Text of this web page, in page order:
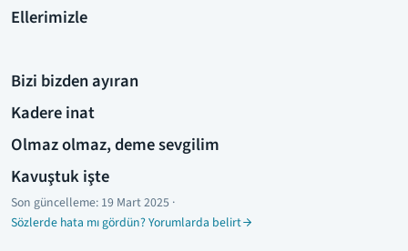
Ellerimizle
Bizi bizden ayıran
Kadere inat
Olmaz olmaz, deme sevgilim
Kavuştuk işte
Son güncelleme: 19 Mart 2025 ·
Sözlerde hata mı gördün? Yorumlarda belirt